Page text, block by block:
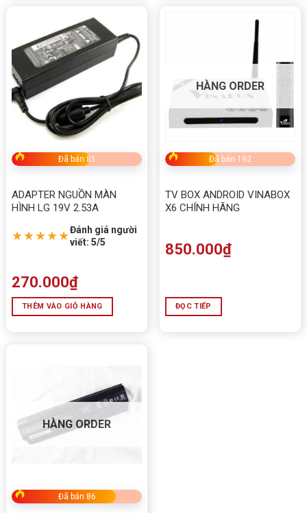
Đã bán 81
ADAPTER NGUỒN MÀN
HÌNH LG 19V 2.53A
★★★★★Đánh giá người
viết: 5/5
270.000₫
THÊM VÀO GIỎ HÀNG
HÀNG ORDER
Đã bán 192
TV BOX ANDROID VINABOX
X6 CHÍNH HÃNG
850.000₫
ĐỌC TIẾP
HÀNG ORDER
Đã bán 86